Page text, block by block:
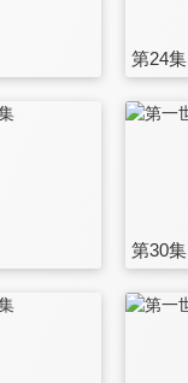
第24集
第30集